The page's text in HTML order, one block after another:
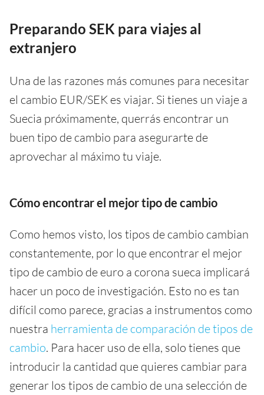
Preparando SEK para viajes al
extranjero
Una de las razones más comunes para necesitar
el cambio EUR/SEK es viajar. Si tienes un viaje a
Suecia próximamente, querrás encontrar un
buen tipo de cambio para asegurarte de
aprovechar al máximo tu viaje.
Cómo encontrar el mejor tipo de cambio
Como hemos visto, los tipos de cambio cambian
constantemente, por lo que encontrar el mejor
tipo de cambio de euro a corona sueca implicará
hacer un poco de investigación. Esto no es tan
difícil como parece, gracias a instrumentos como
nuestra herramienta de comparación de tipos de
cambio. Para hacer uso de ella, solo tienes que
introducir la cantidad que quieres cambiar para
generar los tipos de cambio de una selección de